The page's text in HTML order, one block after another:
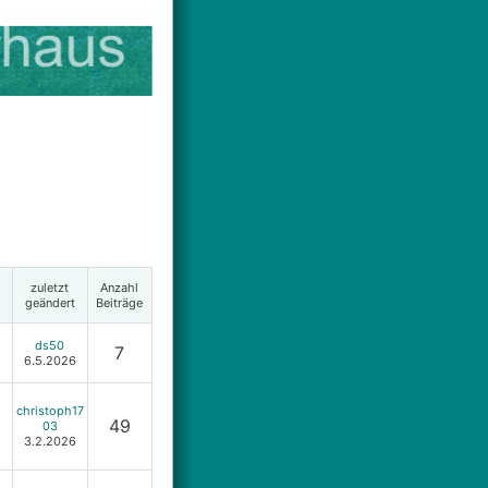
zuletzt
geändert
Anzahl
Beiträge
ds50
6.5.2026
7
christoph17
03
3.2.2026
49